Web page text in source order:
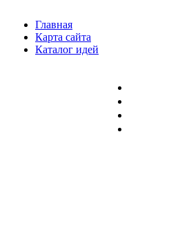
Главная
Карта сайта
Каталог идей